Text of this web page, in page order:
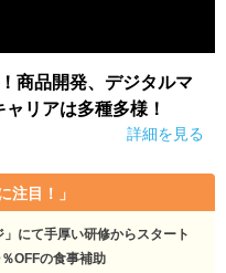
商品開発、デジタルマ
リアは多種多様！
詳細を見る
注目！」
にて手厚い研修からスタート
OFFの食事補助